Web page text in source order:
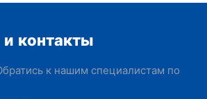
контакты
к нашим специалистам по